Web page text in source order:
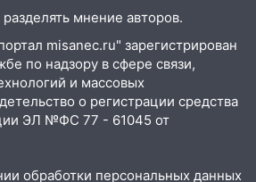
07.08.2026
аграрии смогут
с отсрочкой платежа
управлении
Дня сотрудника органов
мнение авторов.
misanec.ru" зарегистрирован
по надзору в сфере связи,
и массовых
о регистрации средства
ЭЛ №ФС 77 - 61045 от
обработки персональных данных